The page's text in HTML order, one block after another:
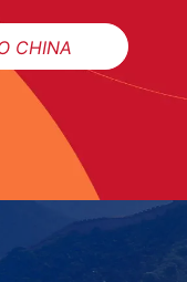
CHINA